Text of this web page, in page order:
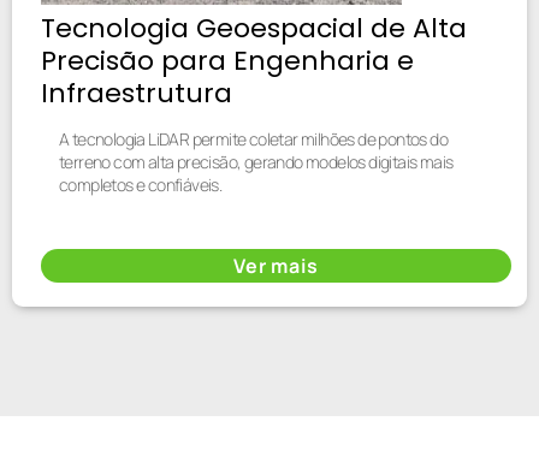
Tecnologia Geoespacial de Alta
Precisão para Engenharia e
Infraestrutura
A tecnologia LiDAR permite coletar milhões de pontos do
terreno com alta precisão, gerando modelos digitais mais
completos e confiáveis.
Ver mais